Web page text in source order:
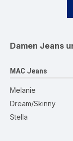
Damen Jeans
MAC Jeans
Melanie
Dream/Skinny
Stella